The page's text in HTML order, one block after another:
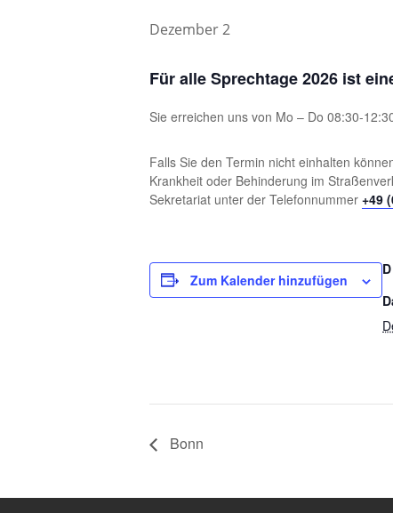
Dezember 2
Für alle Sprechtage 2026 ist
Sie erreichen uns von Mo – Do 08:30-
Falls Sie den Termin nicht einhalten
Krankheit oder Behinderung im
Sekretariat unter der Telefonnummer +49
Zum Kalender hinzufügen
Bonn